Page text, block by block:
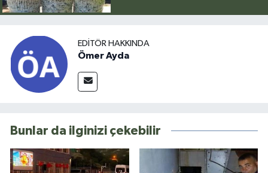
EDITÖR HAKKINDA
Ömer Ayda
Bunlar da ilginizi çekebilir